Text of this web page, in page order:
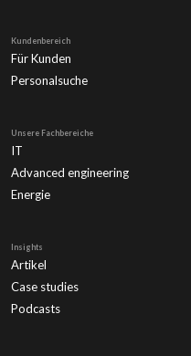
Kundenbereich
Für Kunden
Personalsuche
Unsere Fachbereiche
IT
Advanced engineering
Energie
Insights
Artikel
Case studies
Podcasts